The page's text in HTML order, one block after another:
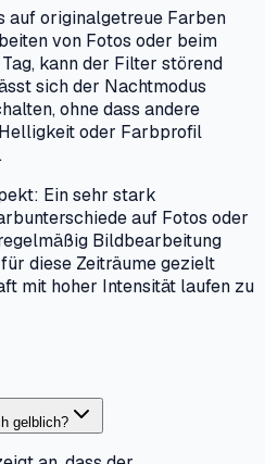
auf originalgetreue Farben
von Fotos oder beim
kann der Filter störend
sich der Nachtmodus
ohne dass andere
oder Farbprofil
Ein sehr stark
auf Fotos oder
Bildbearbeitung
diese Zeiträume gezielt
mit hoher Intensität laufen zu
gelblich?